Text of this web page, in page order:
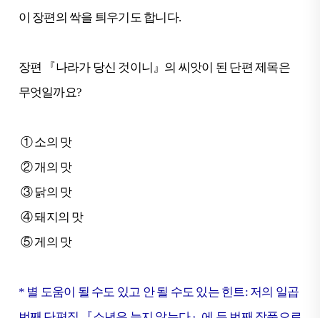
이 장편의 싹을 틔우기도 합니다.
장편 『나라가 당신 것이니』의 씨앗이 된 단편 제목은
무엇일까요?
① 소의 맛
② 개의 맛
③ 닭의 맛
④ 돼지의 맛
⑤ 게의 맛
* 별 도움이 될 수도 있고 안 될 수도 있는 힌트: 저의 일곱